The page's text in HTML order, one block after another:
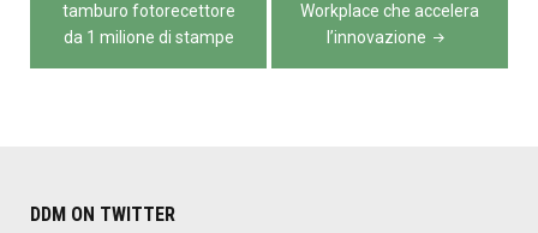
articoli
tamburo fotorecettore
da 1 milione di stampe
Workplace che accelera
l’innovazione
DDM ON TWITTER